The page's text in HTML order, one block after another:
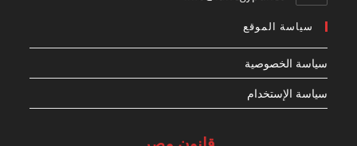
سياسة الموقع
سياسة الخصوصية
سياسة الإستخدام